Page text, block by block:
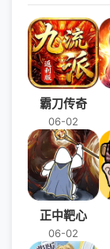
霸刀传奇
06-02
正中靶心
06-02